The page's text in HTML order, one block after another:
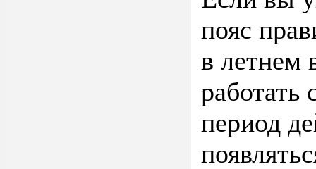
пояс
в летнем
работать
период